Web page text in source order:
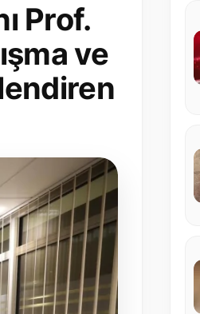
Prof.
ve